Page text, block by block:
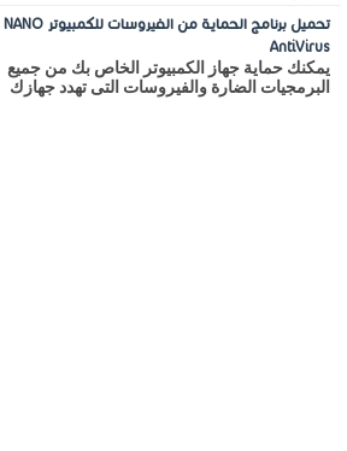
تحميل برنامج الحماية من الفيروسات للكمبيوتر NANO
AntiVirus
يمكنك حماية جهاز الكمبيوتر الخاص بك من جميع
البرمجيات الضارة والفيروسات التى تهدد جهازك